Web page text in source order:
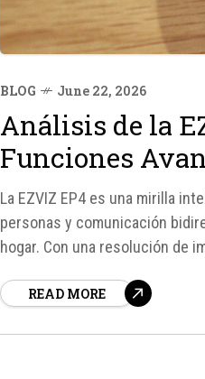
BLOG June 22, 2026
Análisis de la
Funciones
La EZVIZ EP4 es una mirilla
personas y comunicación
hogar. Con una resolución de
READ MORE